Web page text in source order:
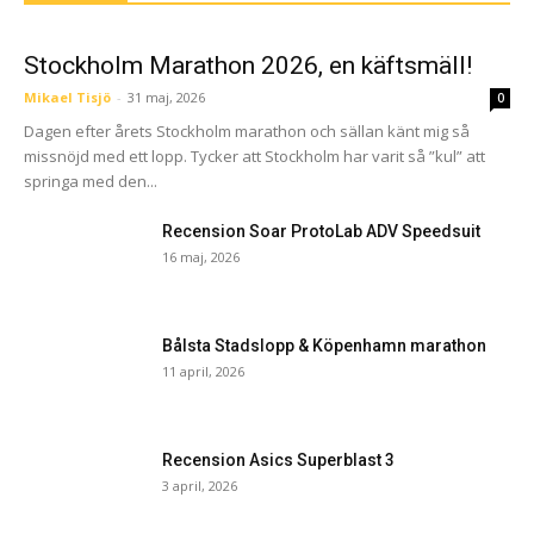
Stockholm Marathon 2026, en käftsmäll!
Mikael Tisjö - 31 maj, 2026 0
Dagen efter årets Stockholm marathon och sällan känt mig så
missnöjd med ett lopp. Tycker att Stockholm har varit så ”kul” att
springa med den...
Recension Soar ProtoLab ADV Speedsuit
16 maj, 2026
Bålsta Stadslopp & Köpenhamn marathon
11 april, 2026
Recension Asics Superblast 3
3 april, 2026